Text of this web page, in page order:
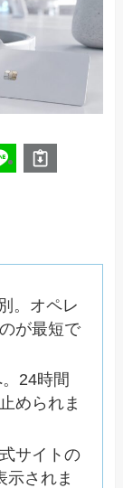
。オペレ
が最短で
24時間
められま
サイトの
示されま